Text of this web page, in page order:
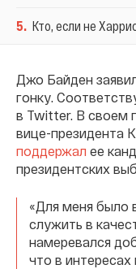
5. Кто, если не
Джо Байден
гонку.
в Twitter. В своем
вице-президента
поддержал ее
президентских
«Для меня было
служить в
намеревался
что в